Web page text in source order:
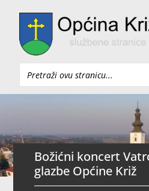
Pretraži
Božićni koncert
glazbe Općine Križ